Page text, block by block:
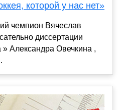
которой у нас нет»
чемпион Вячеслав
диссертации
Александра Овечкина ,